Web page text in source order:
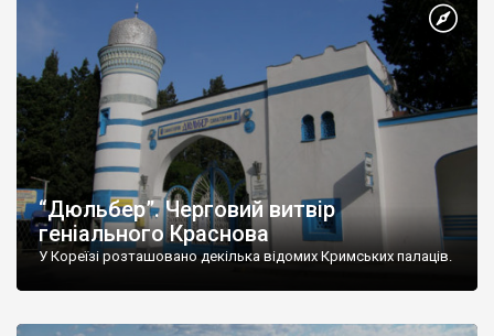
“Дюльбер”. Черговий витвір
геніального Краснова
У Кореїзі розташовано декілька відомих Кримських палаців.